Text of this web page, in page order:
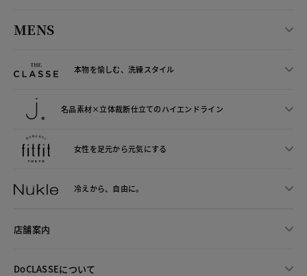
MENS
本物を愉しむ、洗練スタイル
名品素材×立体裁断仕立てのハイエンドライン
女性を足元から元気にする
冷えから、 自由に。
店舗案内
DoCLASSEについて